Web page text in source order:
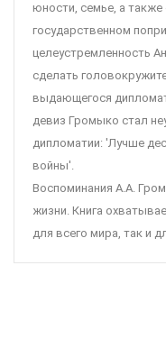
юности, семье, а
государственном
целеустремленность
сделать
выдающегося
девиз Громыко стал
дипломатии: 'Лучше
войны'.
Воспоминания А.А.
жизни. Книга
для всего мира, так и